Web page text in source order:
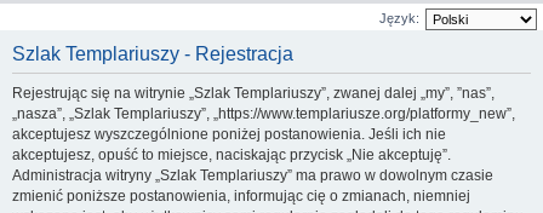
z
Język:
Szlak Templariuszy - Rejestracja
Rejestrując się na witrynie „Szlak Templariuszy”, zwanej dalej „my”, ”nas”,
„nasza”, „Szlak Templariuszy”, „https://www.templariusze.org/platformy_new”,
akceptujesz wyszczególnione poniżej postanowienia. Jeśli ich nie
akceptujesz, opuść to miejsce, naciskając przycisk „Nie akceptuję”.
Administracja witryny „Szlak Templariuszy” ma prawo w dowolnym czasie
zmienić poniższe postanowienia, informując cię o zmianach, niemniej